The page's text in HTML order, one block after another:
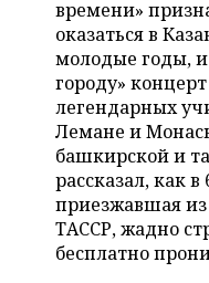
ЭНЕРГЕТИКА
УСЛУГИ
МЕДИА
ВЫЕЗДНАЯ
БИЗНЕС-БРАНЧИ
ONLINE-
ОТКРЫТАЯ ЛЕКЦИЯ
НОВОСТИ СПОРТА
ФУТБОЛ
ХОККЕЙ
БАСКЕТБОЛ
ВОЛЕЙБОЛ
ОБЩЕСТВО
НОВОСТИ
ВЛАСТЬ
ИНФРАСТРУКТУРА
ИСТОРИЯ
ФОТОГАЛЕРЕЯ
СЮЖЕТЫ
СПРАВОЧНИК
СПИСОК ПЕРСОН
ПОЛНАЯ ВЕРСИЯ
времени»
оказаться в
молодые годы,
городу»
легендарных
Лемане и
башкирской и
рассказал, как
приезжавшая из
ТАССР, жадно
бесплатно